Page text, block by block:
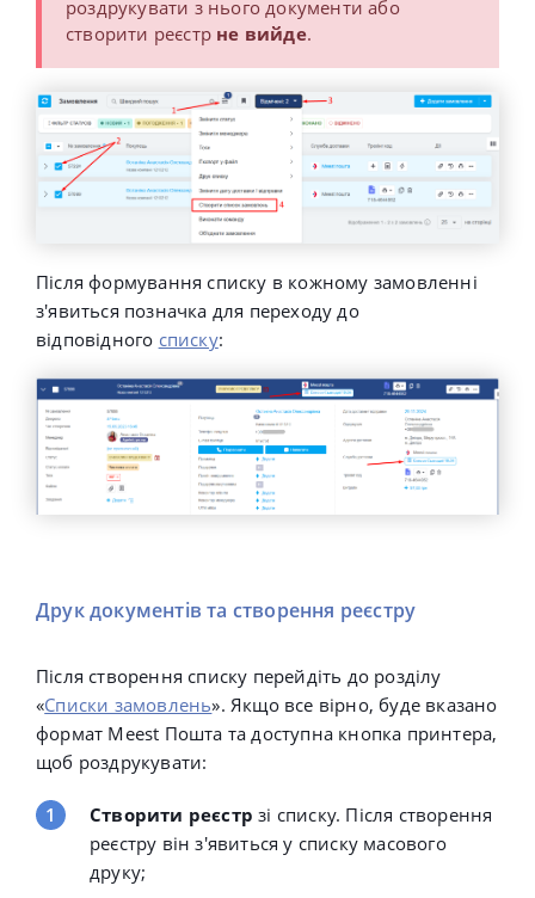
роздрукувати з нього документи або
створити реєстр не вийде.
Після формування списку в кожному замовленні
з'явиться позначка для переходу до
відповідного списку:
Друк документів та створення реєстру
Після створення списку перейдіть до розділу
«Списки замовлень». Якщо все вірно, буде вказано
формат Meest Пошта та доступна кнопка принтера,
щоб роздрукувати:
Створити реєстр зі списку. Після створення
реєстру він з'явиться у списку масового
друку;